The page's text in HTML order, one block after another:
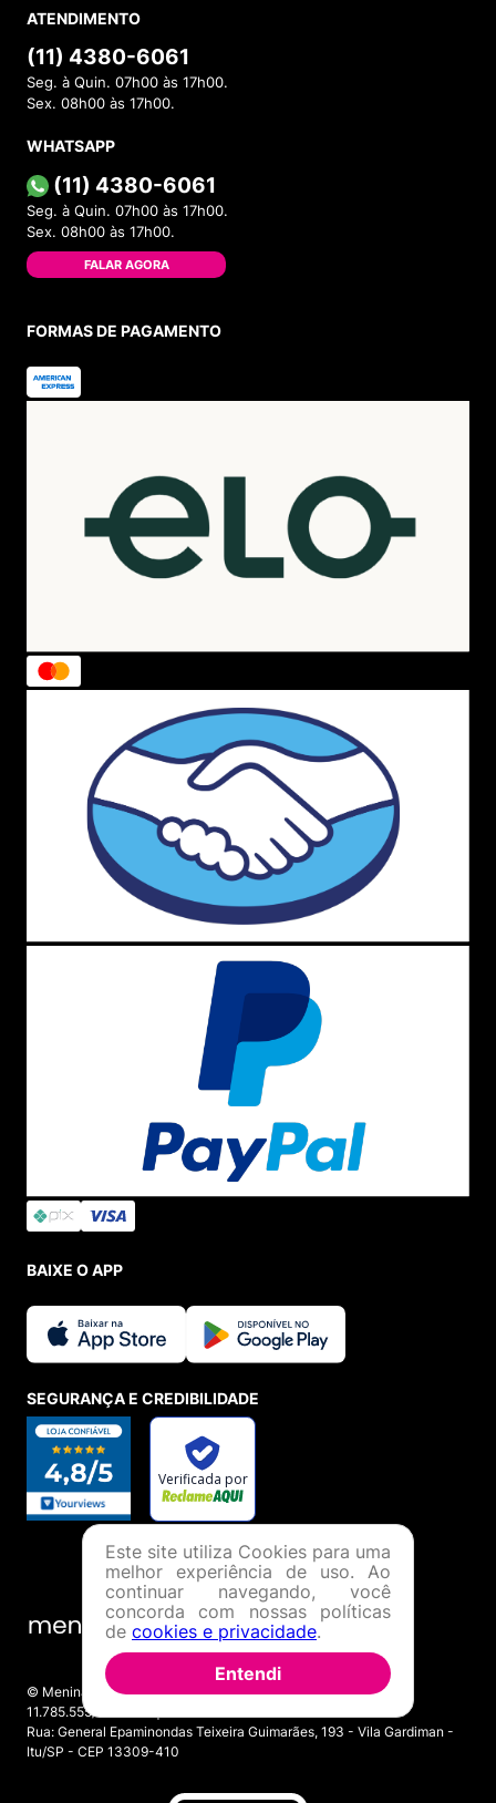
ATENDIMENTO
(11) 4380-6061
Seg. à Quin. 07h00 às 17h00.
Sex. 08h00 às 17h00.
WHATSAPP
(11) 4380-6061
Seg. à Quin. 07h00 às 17h00.
Sex. 08h00 às 17h00.
FALAR AGORA
FORMAS DE PAGAMENTO
BAIXE O APP
SEGURANÇA E CREDIBILIDADE
© Menina Shoes Comércio de Modas Eireli - EPP CNPJ:
11.785.555/0001-02 | IE: 387.208.543.115
Rua: General Epaminondas Teixeira Guimarães, 193 - Vila Gardiman -
Itu/SP - CEP 13309-410
Este site utiliza Cookies para uma
melhor experiência de uso. Ao
continuar navegando, você
concorda com nossas políticas
de cookies e privacidade.
Entendi